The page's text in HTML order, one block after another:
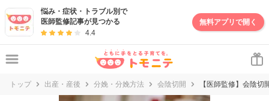
悩み・症状・トラブル別で
医師監修記事が見つかる
4.4
無料アプリで開く
トップ 出産・産後 分娩・分娩方法 会陰切開 【医師監修】会陰
妊娠・出産・子育て情報サイト | トモニテ